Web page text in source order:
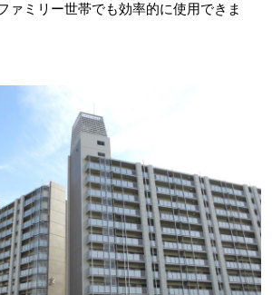
ァミリー世帯でも効率的に使用できま